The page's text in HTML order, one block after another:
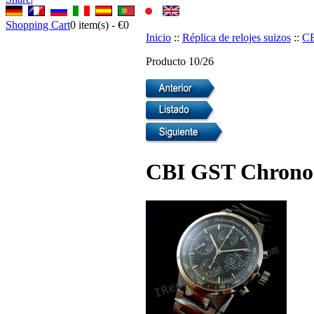
Shopping Cart0 item(s) - €0
Inicio :: Réplica de relojes suizos ::
Producto 10/26
CBI GST